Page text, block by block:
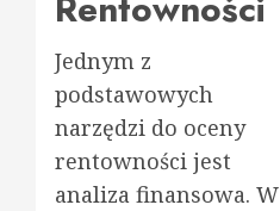
Jednym z
podstawowych
narzędzi do oceny
rentowności jest
analiza finansowa. W